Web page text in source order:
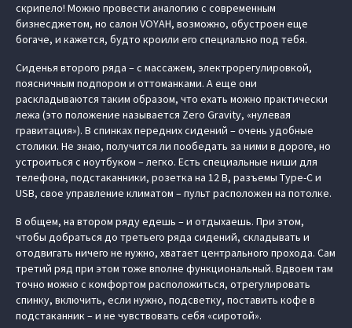
скрипело! Можно провести аналогию с современным
бизнесджетом, но салон VOYAH, возможно, обустроен еще
богаче, и кажется, будто кроили его специально под тебя.
Сиденья второго ряда – с массажем, электрорегулировкой,
поясничным подпором и оттоманками. А еще они
раскладываются таким образом, что ехать можно практически
лежа (это положение называется Zero Gravity, «нулевая
гравитация»). В спинках передних сидений – очень удобные
столики. Не знаю, получится ли пообедать за ними в дороге, но
устроиться с ноутбуком – легко. Есть специальные ниши для
телефона, подстаканники, розетка на 12 В, разъемы Type-C и
USB, свое управление климатом – пульт расположен на потолке.
В общем, на втором ряду едешь – и отдыхаешь. При этом,
чтобы добраться до третьего ряда сидений, складывать и
отодвигать ничего не нужно, хватает центрального прохода. Сам
третий ряд при этом тоже вполне функциональный. Вдвоем там
точно можно с комфортом расположиться, отрегулировать
спинку, включить, если нужно, подсветку, поставить кофе в
подстаканник – и не чувствовать себя «сиротой».